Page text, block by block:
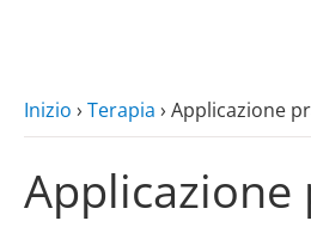
zum Hauptinhalt
Inizio › Terapia › Applicazione
Applicazione